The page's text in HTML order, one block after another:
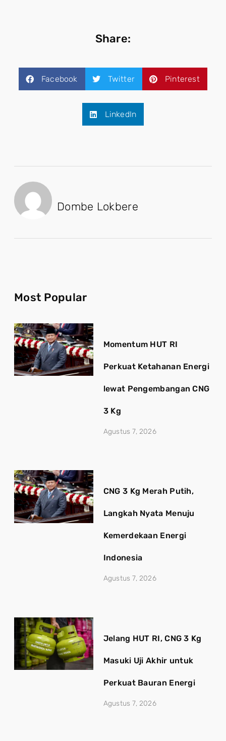
Share:
Facebook Twitter Pinterest
LinkedIn
Dombe Lokbere
Most Popular
Momentum HUT RI
Perkuat Ketahanan Energi
lewat Pengembangan CNG
3 Kg
Agustus 7, 2026
CNG 3 Kg Merah Putih,
Langkah Nyata Menuju
Kemerdekaan Energi
Indonesia
Agustus 7, 2026
Jelang HUT RI, CNG 3 Kg
Masuki Uji Akhir untuk
Perkuat Bauran Energi
Agustus 7, 2026